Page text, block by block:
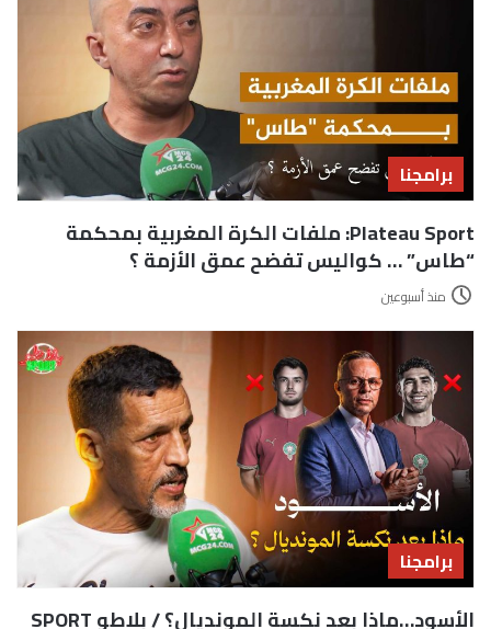
برامجنا
Plateau Sport: ملفات الكرة المغربية بمحكمة
“طاس” … كواليس تفضح عمق الأزمة ؟
منذ أسبوعين
برامجنا
الأسود…ماذا بعد نكسة المونديال؟ / بلاطو SPORT